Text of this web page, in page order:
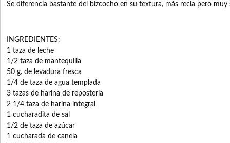
Se diferencia bastante del bizcocho en su textura, más recia pero muy
INGREDIENTES:
1 taza de leche
1/2 taza de mantequilla
50 g. de levadura fresca
1/4 de taza de agua templada
3 tazas de harina de repostería
2 1/4 taza de harina integral
1 cucharadita de sal
1/2 de taza de azúcar
1 cucharada de canela